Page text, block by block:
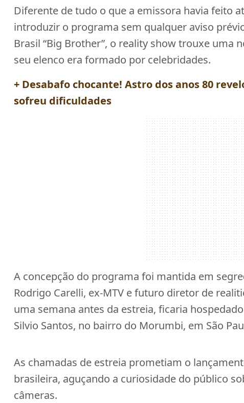
Diferente de tudo o que a emissora havia feito
introduzir o programa sem qualquer aviso
Brasil “Big Brother”, o reality show trouxe uma
seu elenco era formado por celebridades.
+ Desabafo chocante! Astro dos anos 80
sofreu dificuldades
A concepção do programa foi mantida em
Rodrigo Carelli, ex-MTV e futuro diretor de
uma semana antes da estreia, ficaria
Silvio Santos, no bairro do Morumbi, em São
As chamadas de estreia prometiam o
brasileira, aguçando a curiosidade do público
câmeras.